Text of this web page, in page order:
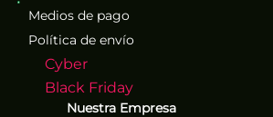
Medios de pago
Política de envío
Cyber
Black Friday
Nuestra Empresa